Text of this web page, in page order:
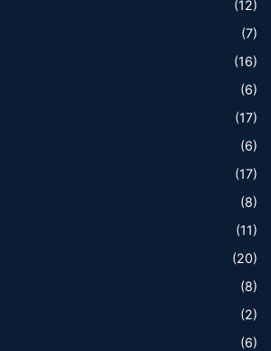
(12)
(7)
(16)
(6)
(17)
(6)
(17)
(8)
(11)
(20)
(8)
(2)
(6)